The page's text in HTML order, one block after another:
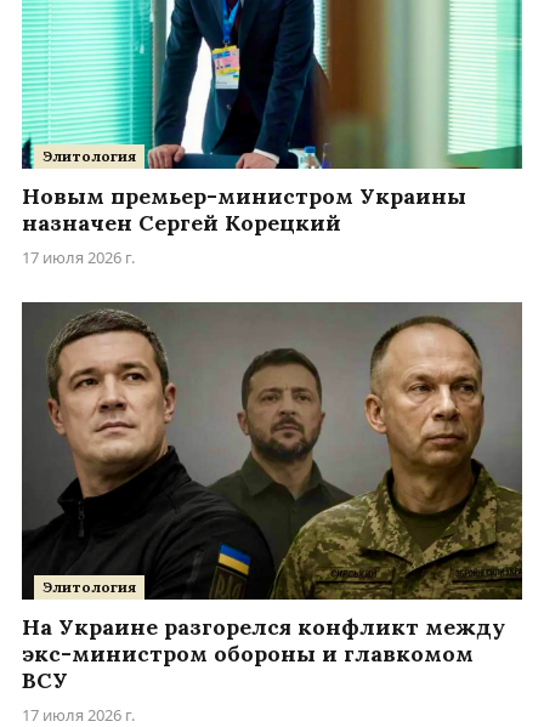
Элитология
Новым премьер-министром Украины
назначен Сергей Корецкий
17 июля 2026 г.
Элитология
На Украине разгорелся конфликт между
экс-министром обороны и главкомом
ВСУ
17 июля 2026 г.